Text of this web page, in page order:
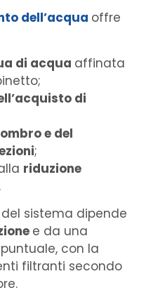
dell’acqua offre
di acqua affinata
di
e del
;
riduzione
.
sistema dipende
e da una
puntuale, con la
filtranti secondo